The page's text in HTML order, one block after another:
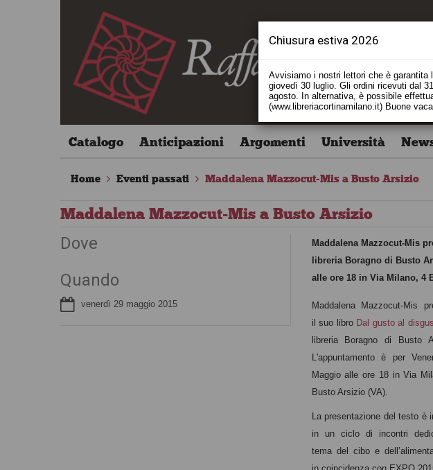
Catalogo Anticipazioni Argomenti Università
Home Eventi passati Maddalena Mazzocut-Mis a Busto Arsizio
Maddalena Mazzocut-Mis a Busto Arsizio
Dove
Quando
venerdì 29 maggio 2015
Maddalena Mazzocut-Mis
libreria Boragno di Busto
alle ore 18 in Via Milano, 4
Maddalena Mazzocut-Mis
il suo libro Dal gusto al
libreria Boragno di Busto
L'appuntamento è per
Maggio alle ore 18 in Via
Busto Arsizio (VA).
La presentazione del testo è
in un ciclo di incontri
tema del cibo e
Chiusura estiva 2026
Avvisiamo i nostri lettori che è garantita
giovedì 30 luglio. Gli ordini ricevuti dal
agosto. In alternativa, è possibile
(www.libreriacortinamilano.it) Buone